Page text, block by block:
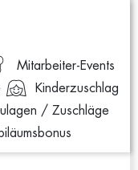
Mitarbeiter-Events
Kinderzuschlag
/ Zuschläge